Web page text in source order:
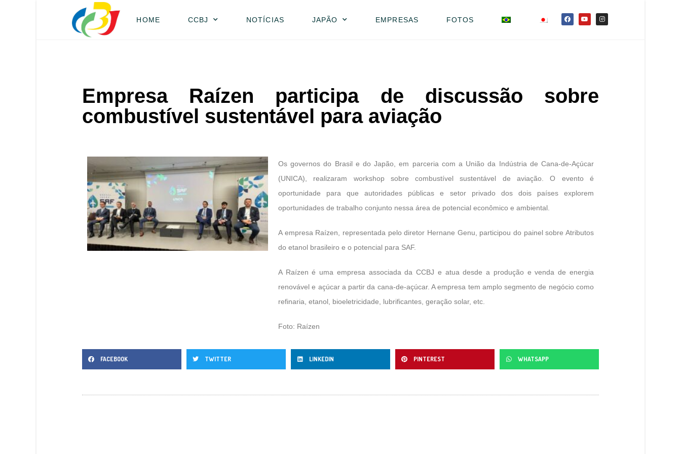
HOME CCBJ NOTÍCIAS JAPÃO EMPRESAS FOTOS
Empresa Raízen participa de discussão sobre
combustível sustentável para aviação
Os governos do Brasil e do Japão, em parceria com a União da Indústria de Cana-de-Açúcar
(UNICA), realizaram workshop sobre combustível sustentável de aviação. O evento é
oportunidade para que autoridades públicas e setor privado dos dois países explorem
oportunidades de trabalho conjunto nessa área de potencial econômico e ambiental.
A empresa Raízen, representada pelo diretor Hernane Genu, participou do painel sobre Atributos
do etanol brasileiro e o potencial para SAF.
A Raízen é uma empresa associada da CCBJ e atua desde a produção e venda de energia
renovável e açúcar a partir da cana-de-açúcar. A empresa tem amplo segmento de negócio como
refinaria, etanol, bioeletricidade, lubrificantes, geração solar, etc.
Foto: Raízen
FACEBOOK TWITTER LINKEDIN PINTEREST WHATSAPP